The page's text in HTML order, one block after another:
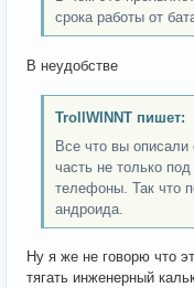
срока работы от
В неудобстве
TrollWINNT пишет:
Все что вы
часть не только
телефоны. Так что
андроида.
Ну я же не говорю что
тягать инженерный